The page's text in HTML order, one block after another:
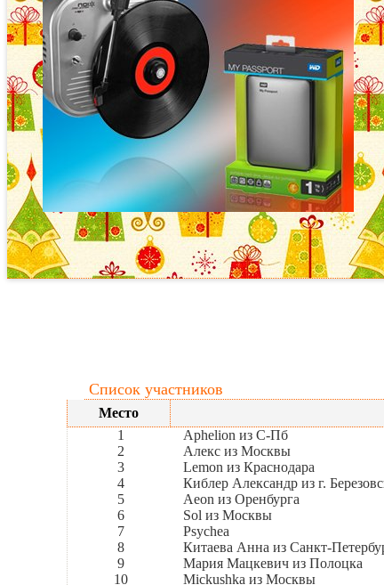
Список участников
Место
1
Aphelion из С-Пб
2
Алекс из Москвы
3
Lemon из Краснодара
4
Киблер Александр из г.
5
Aeon из Оренбурга
6
Sol из Москвы
7
Psychea
8
Китаева Анна из Санкт-
9
Мария Мацкевич из Полоцка
10
Mickushka из Москвы